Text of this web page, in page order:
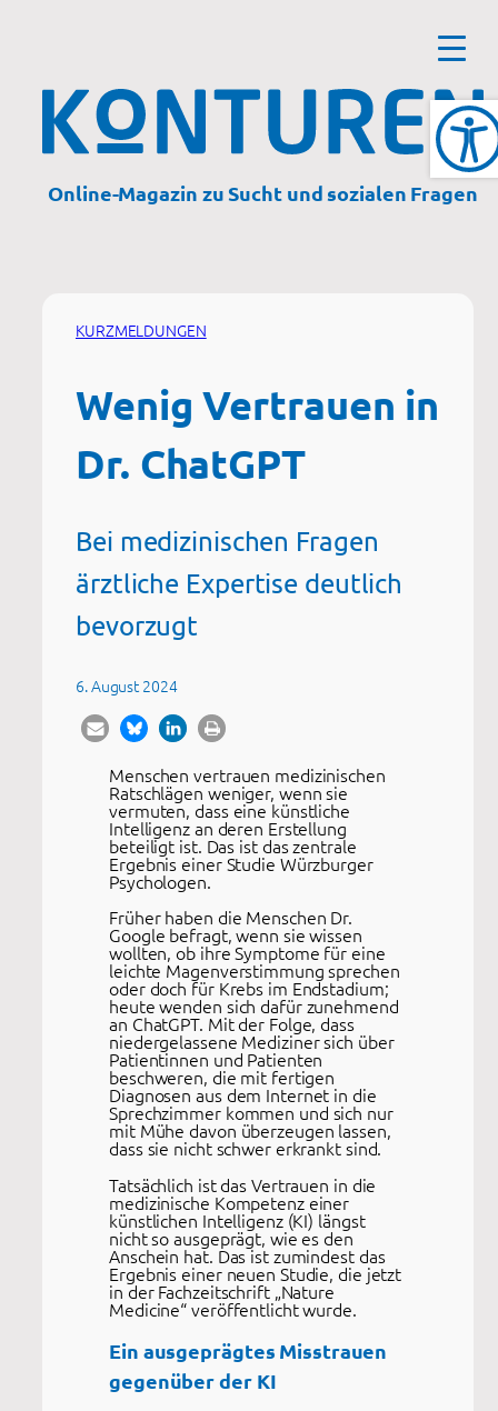
Online-Magazin zu Sucht und sozialen Fragen
KURZMELDUNGEN
Wenig Vertrauen in
Dr. ChatGPT
Bei medizinischen Fragen
ärztliche Expertise deutlich
bevorzugt
6. August 2024
Menschen vertrauen medizinischen
Ratschlägen weniger, wenn sie
vermuten, dass eine künstliche
Intelligenz an deren Erstellung
beteiligt ist. Das ist das zentrale
Ergebnis einer Studie Würzburger
Psychologen.
Früher haben die Menschen Dr.
Google befragt, wenn sie wissen
wollten, ob ihre Symptome für eine
leichte Magenverstimmung sprechen
oder doch für Krebs im Endstadium;
heute wenden sich dafür zunehmend
an ChatGPT. Mit der Folge, dass
niedergelassene Mediziner sich über
Patientinnen und Patienten
beschweren, die mit fertigen
Diagnosen aus dem Internet in die
Sprechzimmer kommen und sich nur
mit Mühe davon überzeugen lassen,
dass sie nicht schwer erkrankt sind.
Tatsächlich ist das Vertrauen in die
medizinische Kompetenz einer
künstlichen Intelligenz (KI) längst
nicht so ausgeprägt, wie es den
Anschein hat. Das ist zumindest das
Ergebnis einer neuen Studie, die jetzt
in der Fachzeitschrift „Nature
Medicine“ veröffentlicht wurde.
Ein ausgeprägtes Misstrauen
gegenüber der KI